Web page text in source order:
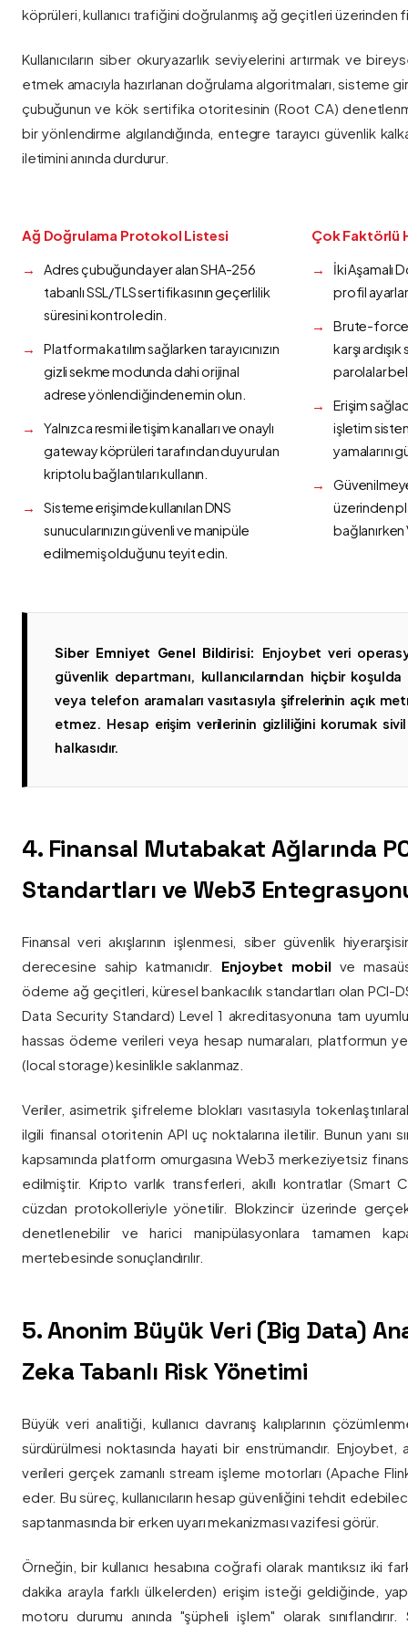
köprüleri, kullanıcı trafiğini doğrulanmış ağ geçitleri üzerinden
Kullanıcıların siber okuryazarlık seviyelerini artırmak ve
etmek amacıyla hazırlanan doğrulama algoritmaları, sisteme
çubuğunun ve kök sertifika otoritesinin (Root CA)
bir yönlendirme algılandığında, entegre tarayıcı güvenlik
iletimini anında durdurur.
Ağ Doğrulama Protokol Listesi
Adres çubuğunda yer alan SHA-256
tabanlı SSL/TLS sertifikasının geçerlilik
süresini kontrol edin.
Platforma katılım sağlarken tarayıcınızın
gizli sekme modunda dahi orijinal
adrese yönlendiğinden emin olun.
Yalnızca resmi iletişim kanalları ve onaylı
gateway köprüleri tarafından duyurulan
kriptolu bağlantıları kullanın.
Sisteme erişimde kullanılan DNS
sunucularınızın güvenli ve manipüle
edilmemiş olduğunu teyit edin.
Çok Faktörlü
İki Aşamalı
profil
Brute-force
karşı
parolalar
Erişim
işletim
yamalarını
üzerinden
bağlanırken
Siber Emniyet Genel Bildirisi:
Enjoybet veri
güvenlik departmanı, kullanıcılarından hiçbir
veya telefon aramaları vasıtasıyla şifrelerinin açık
etmez. Hesap erişim verilerinin gizliliğini korumak
halkasıdır.
4. Finansal Mutabakat Ağlarında
Standartları ve Web3
Finansal veri akışlarının işlenmesi, siber güvenlik
derecesine sahip katmanıdır. Enjoybet mobil ve
ödeme ağ geçitleri, küresel bankacılık standartları olan PCI-
Data Security Standard) Level 1 akreditasyonuna tam
hassas ödeme verileri veya hesap numaraları, platformun
(local storage) kesinlikle saklanmaz.
Veriler, asimetrik şifreleme blokları vasıtasıyla
ilgili finansal otoritenin API uç noktalarına iletilir. Bunun yanı
kapsamında platform omurgasına Web3 merkeziyetsiz
edilmiştir. Kripto varlık transferleri, akıllı kontratlar (Smart
cüzdan protokolleriyle yönetilir. Blokzincir üzerinde
denetlenebilir ve harici manipülasyonlara tamamen
mertebesinde sonuçlandırılır.
5. Anonim Büyük Veri (Big Data)
Zeka Tabanlı Risk Yönetimi
Büyük veri analitiği, kullanıcı davranış kalıplarının
sürdürülmesi noktasında hayati bir enstrümandır. Enjoybet,
verileri gerçek zamanlı stream işleme motorları (Apache Flink
eder. Bu süreç, kullanıcıların hesap güvenliğini tehdit
saptanmasında bir erken uyarı mekanizması vazifesi görür.
Örneğin, bir kullanıcı hesabına coğrafi olarak mantıksız iki
dakika arayla farklı ülkelerden) erişim isteği geldiğinde,
motoru durumu anında "şüpheli işlem" olarak sınıflandırır.